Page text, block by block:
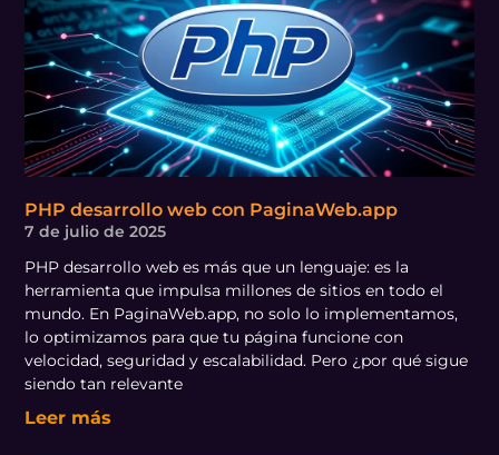
PHP desarrollo web con PaginaWeb.app
7 de julio de 2025
PHP desarrollo web es más que un lenguaje: es la
herramienta que impulsa millones de sitios en todo el
mundo. En PaginaWeb.app, no solo lo implementamos,
lo optimizamos para que tu página funcione con
velocidad, seguridad y escalabilidad. Pero ¿por qué sigue
siendo tan relevante
Leer más